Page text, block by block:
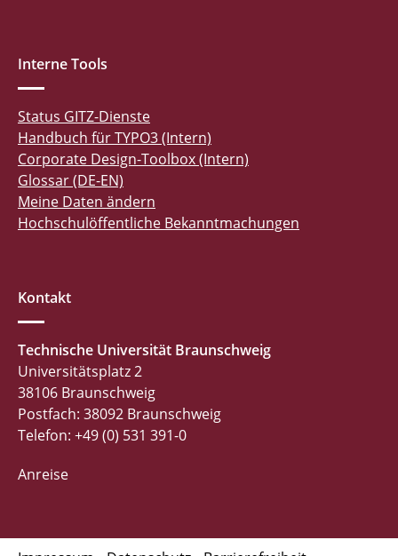
Interne Tools
Status GITZ-Dienste
Handbuch für TYPO3 (Intern)
Corporate Design-Toolbox (Intern)
Glossar (DE-EN)
Meine Daten ändern
Hochschulöffentliche Bekanntmachungen
Kontakt
Technische Universität Braunschweig
Universitätsplatz 2
38106 Braunschweig
Postfach: 38092 Braunschweig
Telefon: +49 (0) 531 391-0
Anreise